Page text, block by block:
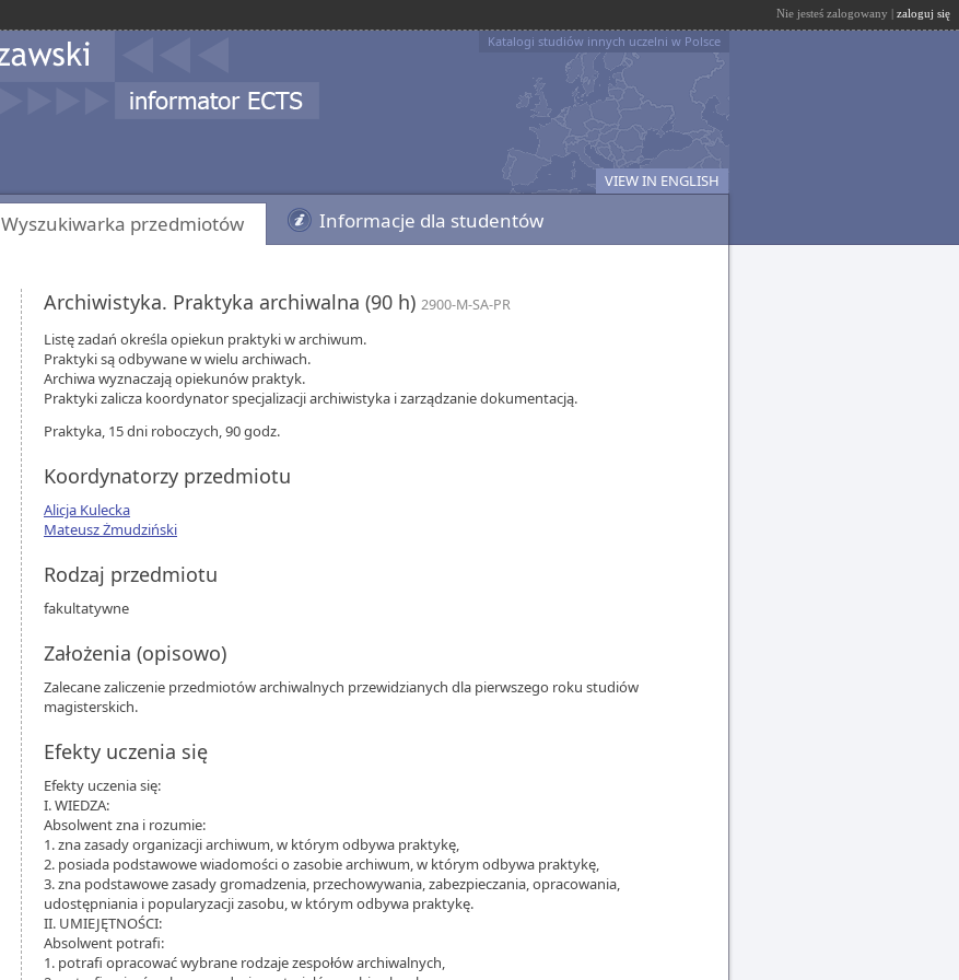
Nie jesteś zalogowany | zaloguj się
Katalogi studiów innych uczelni w Polsce
VIEW IN ENGLISH
Wyszukiwarka przedmiotów Informacje dla studentów
Archiwistyka. Praktyka archiwalna (90 h) 2900-M-SA-PR
Listę zadań określa opiekun praktyki w archiwum.
Praktyki są odbywane w wielu archiwach.
Archiwa wyznaczają opiekunów praktyk.
Praktyki zalicza koordynator specjalizacji archiwistyka i zarządzanie dokumentacją.
Praktyka, 15 dni roboczych, 90 godz.
Koordynatorzy przedmiotu
Alicja Kulecka
Mateusz Żmudziński
Rodzaj przedmiotu
fakultatywne
Założenia (opisowo)
Zalecane zaliczenie przedmiotów archiwalnych przewidzianych dla pierwszego roku studiów
magisterskich.
Efekty uczenia się
Efekty uczenia się:
I. WIEDZA:
Absolwent zna i rozumie:
1. zna zasady organizacji archiwum, w którym odbywa praktykę,
2. posiada podstawowe wiadomości o zasobie archiwum, w którym odbywa praktykę,
3. zna podstawowe zasady gromadzenia, przechowywania, zabezpieczania, opracowania,
udostępniania i popularyzacji zasobu, w którym odbywa praktykę.
II. UMIEJĘTNOŚCI:
Absolwent potrafi:
1. potrafi opracować wybrane rodzaje zespołów archiwalnych,